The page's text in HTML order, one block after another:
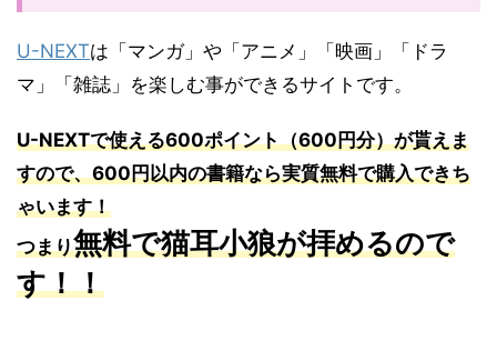
U-NEXTは「マンガ」や「アニメ」「映画」「ドラ
マ」「雑誌」を楽しむ事ができるサイトです。
U-NEXTで使える600ポイント（600円分）が貰えま
すので、600円以内の書籍なら実質無料で購入できち
ゃいます！
つまり無料で猫耳小狼が拝めるので
す！！